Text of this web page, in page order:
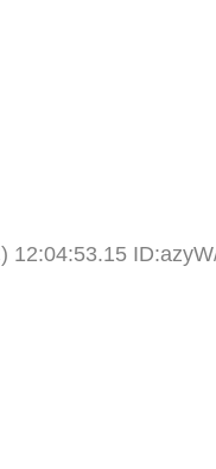
12:04:53.15